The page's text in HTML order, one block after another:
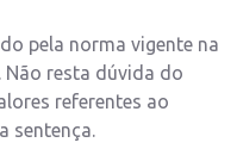
pela norma vigente na
Não resta dúvida do
referentes ao
sentença.